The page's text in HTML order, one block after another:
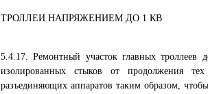
ТРОЛЛЕИ НАПРЯЖЕНИЕМ ДО 1 КВ
5.4.17. Ремонтный участок главных троллеев
изолированных стыков от продолжения
разъединяющих аппаратов таким образом,